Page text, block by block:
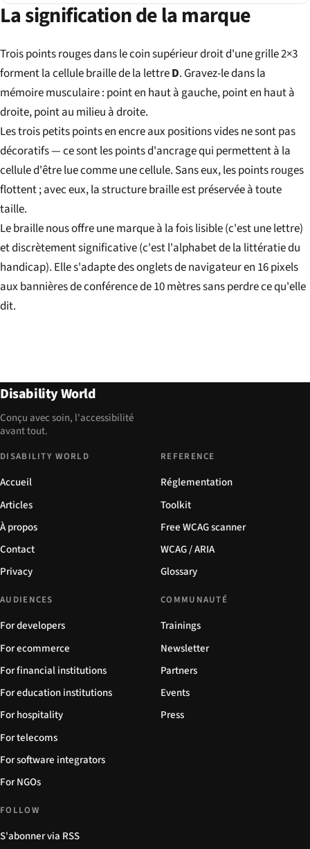
La signification de la marque
Trois points rouges dans le coin supérieur droit d'une grille 2×3
forment la cellule braille de la lettreD. Gravez-le dans la
mémoire musculaire : point en haut à gauche, point en haut à
droite, point au milieu à droite.
Les trois petits points en encre aux positions vides ne sont pas
décoratifs — ce sont les points d'ancrage qui permettent à la
cellule d'être lue comme une cellule. Sans eux, les points rouges
flottent ; avec eux, la structure braille est préservée à toute
taille.
Le braille nous offre une marque à la fois lisible (c'est une lettre)
et discrètement significative (c'est l'alphabet de la littératie du
handicap). Elle s'adapte des onglets de navigateur en 16 pixels
aux bannières de conférence de 10 mètres sans perdre ce qu'elle
dit.
Disability World
Conçu avec soin, l'accessibilité
avant tout.
DISABILITY WORLD
Accueil
Articles
À propos
Contact
Privacy
REFERENCE
Réglementation
Toolkit
Free WCAG scanner
WCAG / ARIA
Glossary
AUDIENCES
For developers
For ecommerce
For financial institutions
For education institutions
For hospitality
For telecoms
For software integrators
For NGOs
COMMUNAUTÉ
Trainings
Newsletter
Partners
Events
Press
FOLLOW
S'abonner via RSS